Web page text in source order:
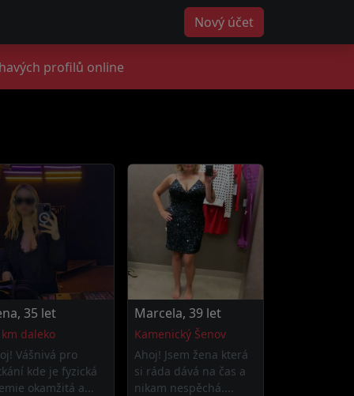
Nový účet
profilů online
35 let
daleko
Vášnivá pro
kde je fyzická
okamžitá a...
Marcela, 39 let
Kamenický Šenov
Ahoj! Jsem žena která
si ráda dává na čas a
nikam nespěchá....